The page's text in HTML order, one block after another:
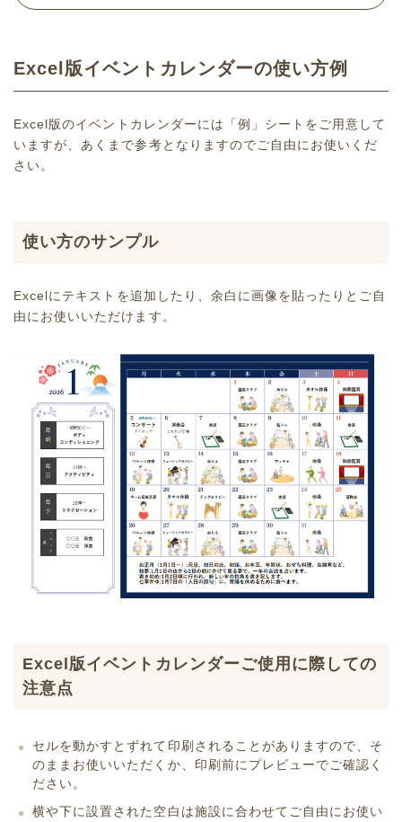
Excel版イベントカレンダーの使い方例
Excel版のイベントカレンダーには「例」シートをご用意して
いますが、あくまで参考となりますのでご自由にお使いくだ
さい。
使い方のサンプル
Excelにテキストを追加したり、余白に画像を貼ったりとご自
由にお使いいただけます。
Excel版イベントカレンダーご使用に際しての
注意点
セルを動かすとずれて印刷されることがありますので、そ
のままお使いいただくか、印刷前にプレビューでご確認く
ださい。
横や下に設置された空白は施設に合わせてご自由にお使い